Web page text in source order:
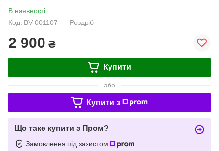
В наявності
Код: BV-001107
Роздріб
2 900 ₴
Купити
або
Купити з
Що таке купити з Пром?
Замовлення під захистом